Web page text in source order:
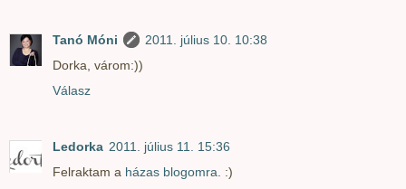
Tanó Móni
2011. július 10. 10:38
Dorka, várom:))
Válasz
Ledorka 2011. július 11. 15:36
Felraktam a házas blogomra . :)